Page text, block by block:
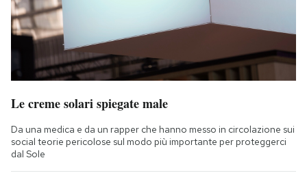
Le creme solari spiegate male
Da una medica e da un rapper che hanno messo in circolazione sui
social teorie pericolose sul modo più importante per proteggerci
dal Sole